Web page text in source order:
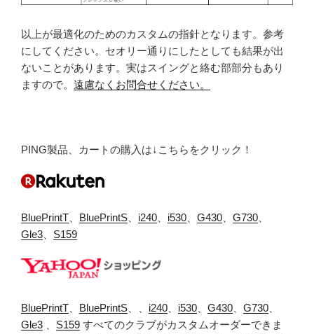
以上が最適化のためのカスタムの指針となります。参考
にしてください。セオリー通りにしたとしても結果が出
ないことがあります。実はスイングと絡む部部分もあり
ますので。 遠慮なくお問合せください。
PING製品、カートの購入は↓こちらをクリック！
BluePrintT BluePrintS i240 i530 G430 G730
Gle3
S159
BluePrintT BluePrintS i240 i530 G430 G730
Gle3
S159 すべてのクラブがカスタムオーダーできま